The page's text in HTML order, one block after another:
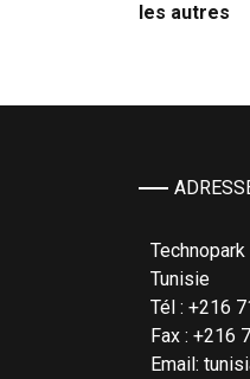
les autres
Tunisie
Tél : +216
Fax : +216
Email: